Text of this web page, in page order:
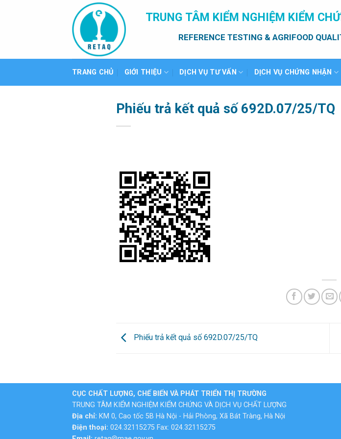
TRUNG TÂM KIỂM NGHIỆM KIỂM
REFERENCE TESTING & AGRIFOOD
TRANG CHỦ GIỚI THIỆU DỊCH VỤ TƯ VẤN DỊCH VỤ CHỨNG NHẬN
Phiếu trả kết quả số 692D.07/25/TQ
Phiếu trả kết quả số 692D.07/25/TQ
CỤC CHẤT LƯỢNG, CHẾ BIẾN VÀ PHÁT TRIỂN THỊ TRƯỜNG
TRUNG TÂM KIỂM NGHIỆM KIỂM CHỨNG VÀ DỊCH VỤ CHẤT LƯỢNG
Địa chỉ: KM 0, Cao tốc 5B Hà Nội - Hải Phòng, Xã Bát Tràng, Hà Nội
Điện thoại: 024.32115275 Fax: 024.32115275